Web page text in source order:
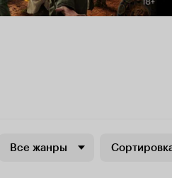
Все жанры